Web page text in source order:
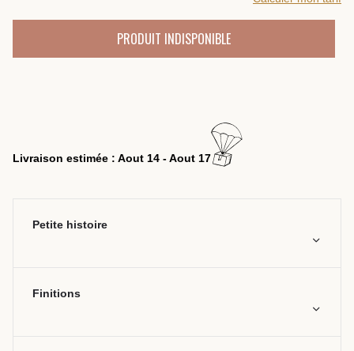
PRODUIT INDISPONIBLE
Livraison estimée : Aout 14 - Aout 17
Petite histoire
Finitions